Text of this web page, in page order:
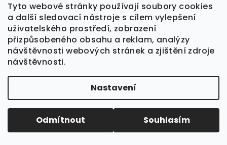
Tyto webové stránky používají soubory cookies
a další sledovací nástroje s cílem vylepšení
uživatelského prostředí, zobrazení
přizpůsobeného obsahu a reklam, analýzy
návštěvnosti webových stránek a zjištění zdroje
návštěvnosti.
Nastavení
Odmítnout Souhlasím